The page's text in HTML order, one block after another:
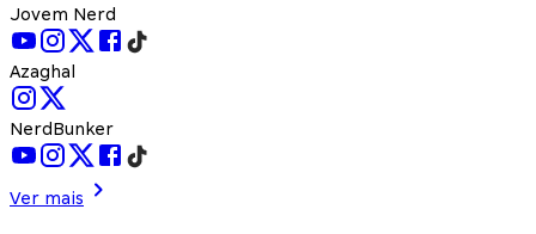
Jovem Nerd
Azaghal
NerdBunker
Ver mais